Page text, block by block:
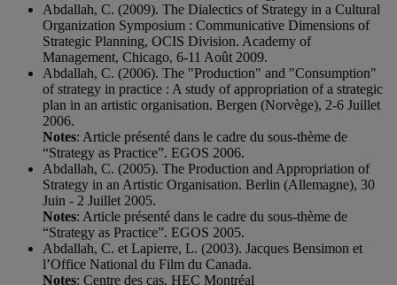
Abdallah, C. (2009). The Dialectics of Strategy in a Cultural
Organization Symposium : Communicative Dimensions of
Strategic Planning, OCIS Division. Academy of
Management, Chicago, 6-11 Août 2009.
Abdallah, C. (2006). The "Production" and "Consumption"
of strategy in practice : A study of appropriation of a strategic
plan in an artistic organisation. Bergen (Norvège), 2-6 Juillet
2006.
Notes: Article présenté dans le cadre du sous-thème de
“Strategy as Practice”. EGOS 2006.
Abdallah, C. (2005). The Production and Appropriation of
Strategy in an Artistic Organisation. Berlin (Allemagne), 30
Juin - 2 Juillet 2005.
Notes: Article présenté dans le cadre du sous-thème de
“Strategy as Practice”. EGOS 2005.
Abdallah, C. et Lapierre, L. (2003). Jacques Bensimon et
l’Office National du Film du Canada.
Notes: Centre des cas, HEC Montréal